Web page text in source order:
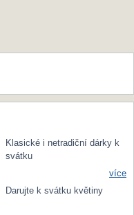
Klasické i netradiční dárky k
svátku
více
Darujte k svátku květiny